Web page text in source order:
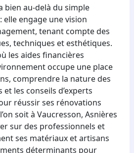
bien au-delà du simple
engage une vision
tenant compte des
techniques et esthétiques.
les aides financières
occupe une place
comprendre la nature des
les conseils d’experts
réussir ses rénovations
soit à Vaucresson, Asnières
sur des professionnels et
ses matériaux et artisans
déterminants pour